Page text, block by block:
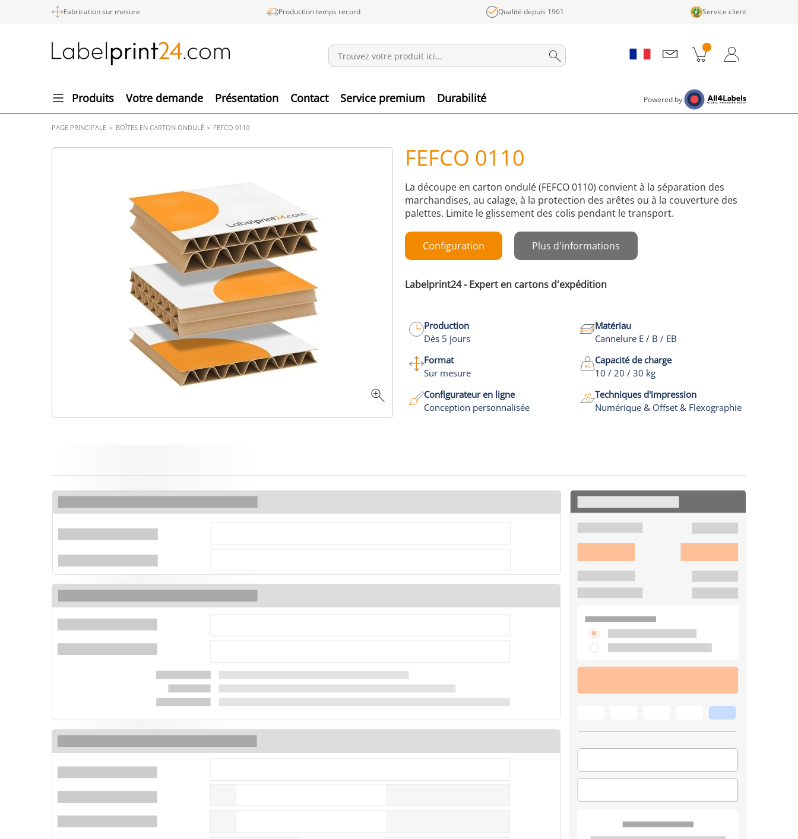
Fabrication sur mesure Production temps record Qualité depuis 1961 Service client
Produits Votre demande Présentation Contact Service premium Durabilité Powered by:
PAGE PRINCIPALE BOÎTES EN CARTON ONDULÉ FEFCO 0110
FEFCO 0110
La découpe en carton ondulé (FEFCO 0110) convient à la séparation des
marchandises, au calage, à la protection des arêtes ou à la couverture des
palettes. Limite le glissement des colis pendant le transport.
Configuration Plus d'informations
Labelprint24 - Expert en cartons d'expédition
Production
Dès 5 jours
Matériau
Cannelure E / B / EB
Format
Sur mesure
Capacité de charge
10 / 20 / 30 kg
Configurateur en ligne
Conception personnalisée
Techniques d'impression
Numérique & Offset & Flexographie